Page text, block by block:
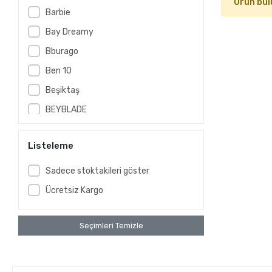
Barbie
Bay Dreamy
Bburago
Ben 10
Beşiktaş
BEYBLADE
CARS
CLEMENTONI
Club Petz Funny
Cry Babies
Listeleme
Sadece stoktakileri göster
Ücretsiz Kargo
Seçimleri Temizle
Ürün